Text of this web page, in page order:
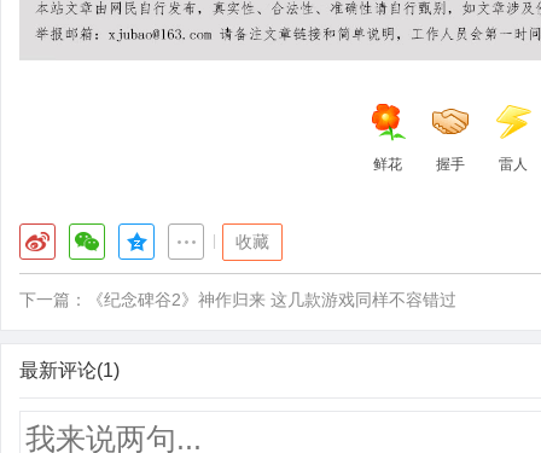
鲜花 握手 雷人
收藏
下一篇： 《纪念碑谷2》神作归来 这几款游戏同样不容错过
最新评论(1)